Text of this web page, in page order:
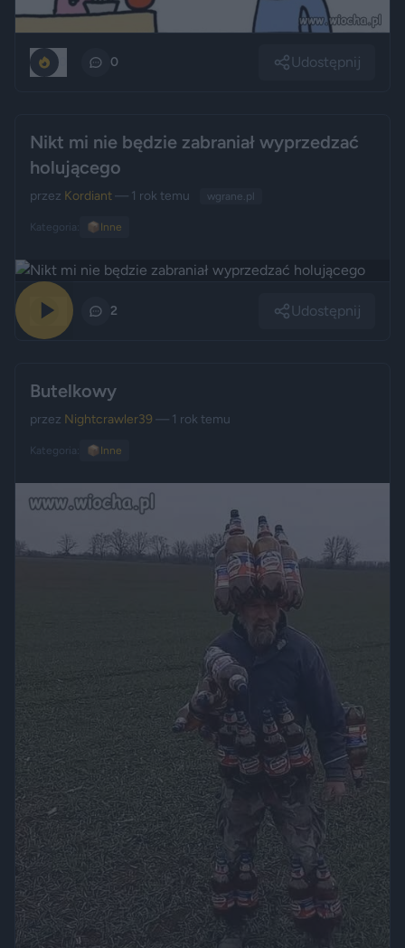
0 Udostępnij
Nikt mi nie będzie zabraniał wyprzedzać
holującego
przez Kordiant— 1 rok temu wgrane.pl
Kategoria: 📦 Inne
2 Udostępnij
Butelkowy
przez Nightcrawler39 — 1 rok temu
Kategoria: 📦 Inne